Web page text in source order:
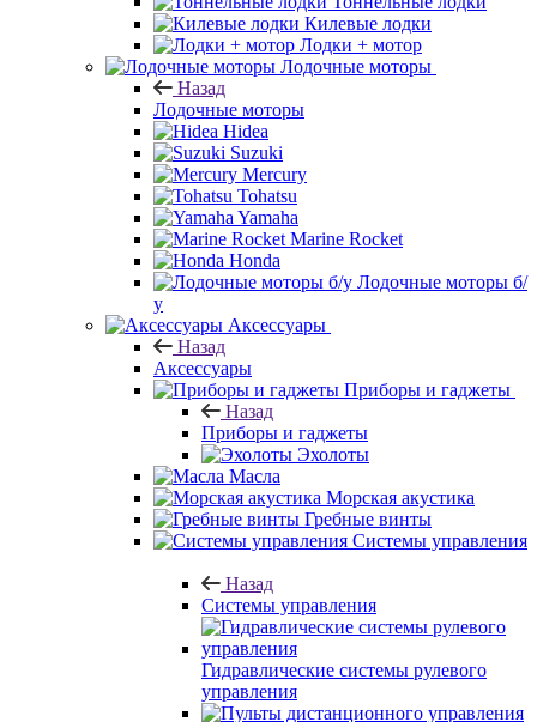
Килевые лодки
Лодки + мотор
Лодочные моторы
Назад
Лодочные моторы
Hidea
Suzuki
Mercury
Tohatsu
Yamaha
Marine Rocket
Honda
Лодочные моторы б/
у
Аксессуары
Назад
Аксессуары
Приборы и гаджеты
Назад
Приборы и гаджеты
Эхолоты
Масла
Морская акустика
Гребные винты
Системы управления
Назад
Системы управления
Гидравлические системы рулевого
управления